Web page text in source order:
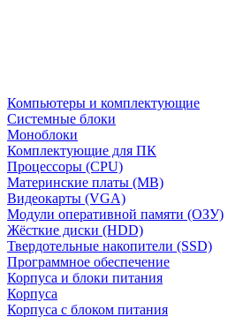
Компьютеры и комплектующие
Системные блоки
Моноблоки
Комплектующие для ПК
Процессоры (CPU)
Материнские платы (MB)
Видеокарты (VGA)
Модули оперативной памяти (ОЗУ)
Жёсткие диски (HDD)
Твердотельные накопители (SSD)
Программное обеспечение
Корпуса и блоки питания
Корпуса
Корпуса с блоком питания